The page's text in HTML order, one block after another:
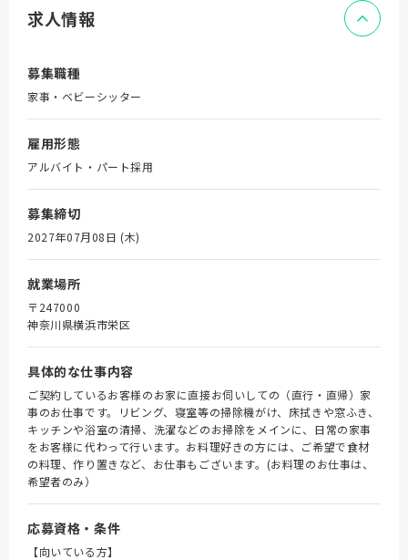
求人情報
募集職種
家事・ベビーシッター
雇用形態
アルバイト・パート採用
募集締切
2027年07月08日 (木)
就業場所
〒247000
神奈川県横浜市栄区
具体的な仕事内容
ご契約しているお客様のお家に直接お伺いしての（直行・直帰）家
事のお仕事です。リビング、寝室等の掃除機がけ、床拭きや窓ふき、
キッチンや浴室の清掃、洗濯などのお掃除をメインに、日常の家事
をお客様に代わって行います。お料理好きの方には、ご希望で食材
の料理、作り置きなど、お仕事もございます。(お料理のお仕事は、
希望者のみ）
応募資格・条件
【向いている方】